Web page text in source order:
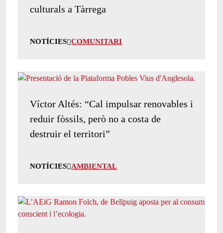
culturals a Tàrrega
NOTÍCIES COMUNITARI
Víctor Altés: “Cal impulsar renovables i
reduir fòssils, però no a costa de
destruir el territori”
NOTÍCIES AMBIENTAL